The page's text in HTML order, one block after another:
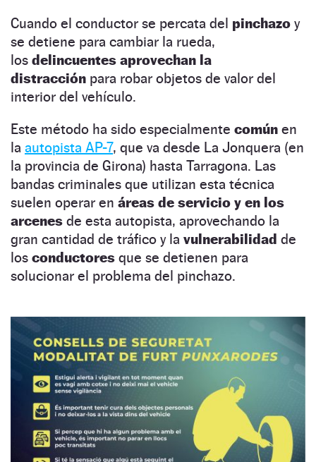
Cuando el conductor se percata del pinchazo y
se detiene para cambiar la rueda,
los delincuentes aprovechan la
distracción para robar objetos de valor del
interior del vehículo.
Este método ha sido especialmente común en
la autopista AP-7, que va desde La Jonquera (en
la provincia de Girona) hasta Tarragona. Las
bandas criminales que utilizan esta técnica
suelen operar en áreas de servicio y en los
arcenes de esta autopista, aprovechando la
gran cantidad de tráfico y la vulnerabilidad de
los conductores que se detienen para
solucionar el problema del pinchazo.